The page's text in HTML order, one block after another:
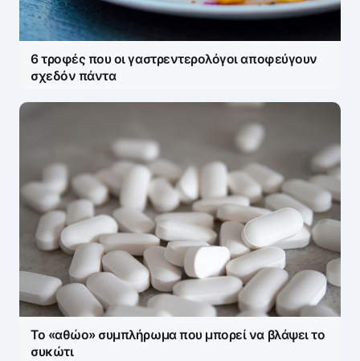
6 τροφές που οι γαστρεντερολόγοι αποφεύγουν
σχεδόν πάντα
Το «αθώο» συμπλήρωμα που μπορεί να βλάψει το
συκώτι